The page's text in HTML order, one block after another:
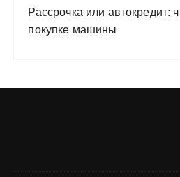
Рассрочка или автокредит:
покупке машины